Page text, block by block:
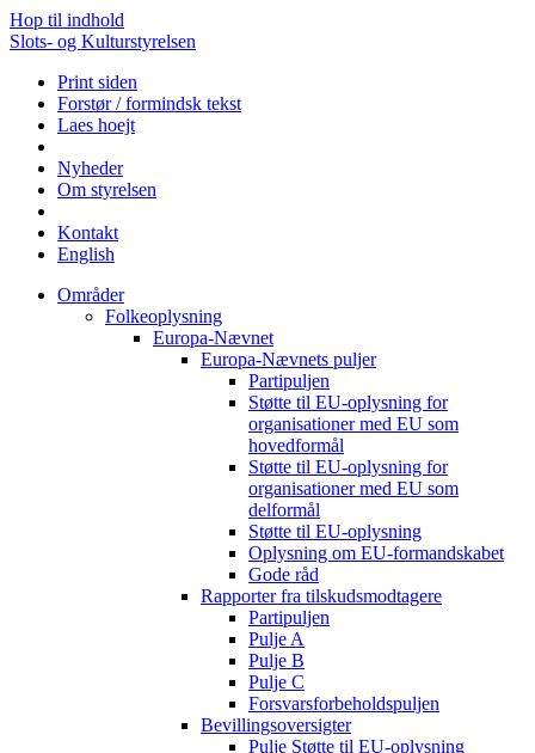
Hop til indhold
Slots- og Kulturstyrelsen
Print siden
Forstør / formindsk tekst
Laes hoejt
Nyheder
Om styrelsen
Kontakt
English
Områder
Folkeoplysning
Europa-Nævnet
Europa-Nævnets puljer
Partipuljen
Støtte til EU-oplysning for
organisationer med EU som
hovedformål
Støtte til EU-oplysning for
organisationer med EU som
delformål
Støtte til EU-oplysning
Oplysning om EU-formandskabet
Gode råd
Rapporter fra tilskudsmodtagere
Partipuljen
Pulje A
Pulje B
Pulje C
Forsvarsforbeholdspuljen
Bevillingsoversigter
Pulje Støtte til EU-oplysning